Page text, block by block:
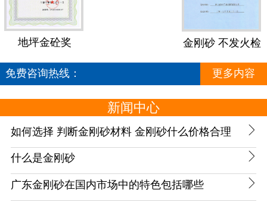
地坪金砼奖
金刚砂 不发火检
测报告
免费咨询热线：
更多内容
新闻中心
如何选择 判断金刚砂材料 金刚砂什么价格合理 
什么是金刚砂 
广东金刚砂在国内市场中的特色包括哪些 